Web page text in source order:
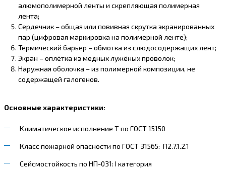
алюмополимерной ленты и скрепляющая полимерная
лента;
Сердечник – общая или повивная скрутка экранированных
пар (цифровая маркировка на полимерной ленте);
Термический барьер – обмотка из слюдосодержащих лент;
Экран – оплётка из медных лужёных проволок;
Наружная оболочка – из полимерной композиции, не
содержащей галогенов.
Основные характеристики:
Климатическое исполнение Т по ГОСТ 15150
Класс пожарной опасности по ГОСТ 31565: П2.7.1.2.1
Сейсмостойкость по НП-031: I категория